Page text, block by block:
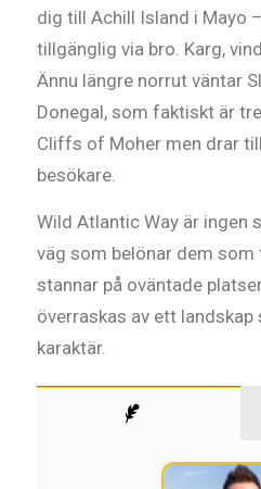
dig till Achill Island i Mayo
tillgänglig via bro. Karg,
Ännu längre norrut väntar
Donegal, som faktiskt är
Cliffs of Moher men drar
besökare.
Wild Atlantic Way är ingen
väg som belönar dem som
stannar på oväntade
överraskas av ett
karaktär.